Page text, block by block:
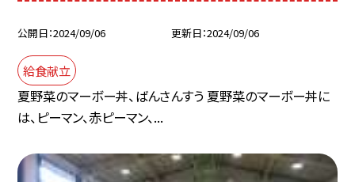
公開日 2024/09/06 更新日 2024/09/06
給食献立
夏野菜のマーボー丼、ばんさんすう 夏野菜のマーボー丼に
は、ピーマン、赤ピーマン、...